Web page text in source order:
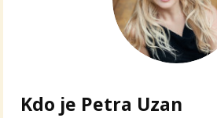
Kdo je Petra Uzan